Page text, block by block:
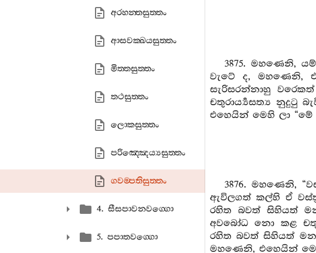
අරහන‍්තසුත‍්තං
ආසවක‍්ඛයසුත‍්තං
මිත‍්තසුත‍්තං
තථසුත‍්තං
ලොකසුත‍්තං
පරිඤ‍්ඤෙය්‍යසුත‍්තං
ගවම‍්පතිසුත‍්තං
4. සීසපාවනවග‍්ගො
5. පපාතවග‍්ගො
3875. මහණෙනි,
වැටේ ද, මහණෙනි,
සැරිසරන්නාහු
චතුරාර්‍ය්‍යසත්‍ය නුදුටු
එහෙයින් මෙහි ලා “මේ
3876. මහණෙනි,
ඇවිලගත් කල්හි ඒ
රහිත බවත් සිහියත්
අවබෝධ නො කළ
රහිත බවත් සිහියත් මනා
මහණෙනි, එහෙයින් මෙහි